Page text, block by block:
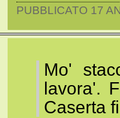
PUBBLICATO 17
Mo'
lavora'.
Caserta